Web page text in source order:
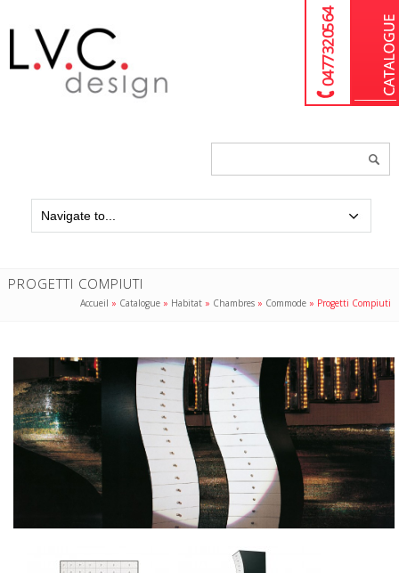
04 77 32 05 64
PROGETTI COMPIUTI
Accueil » Catalogue » Habitat » Chambres » Commode » Progetti Compiuti